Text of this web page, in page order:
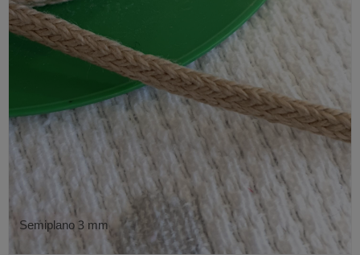
Semiplano 3 mm